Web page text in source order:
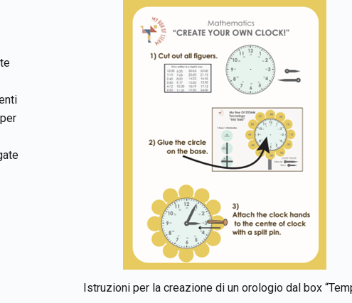
Istruzioni per la creazione di un orologio dal box